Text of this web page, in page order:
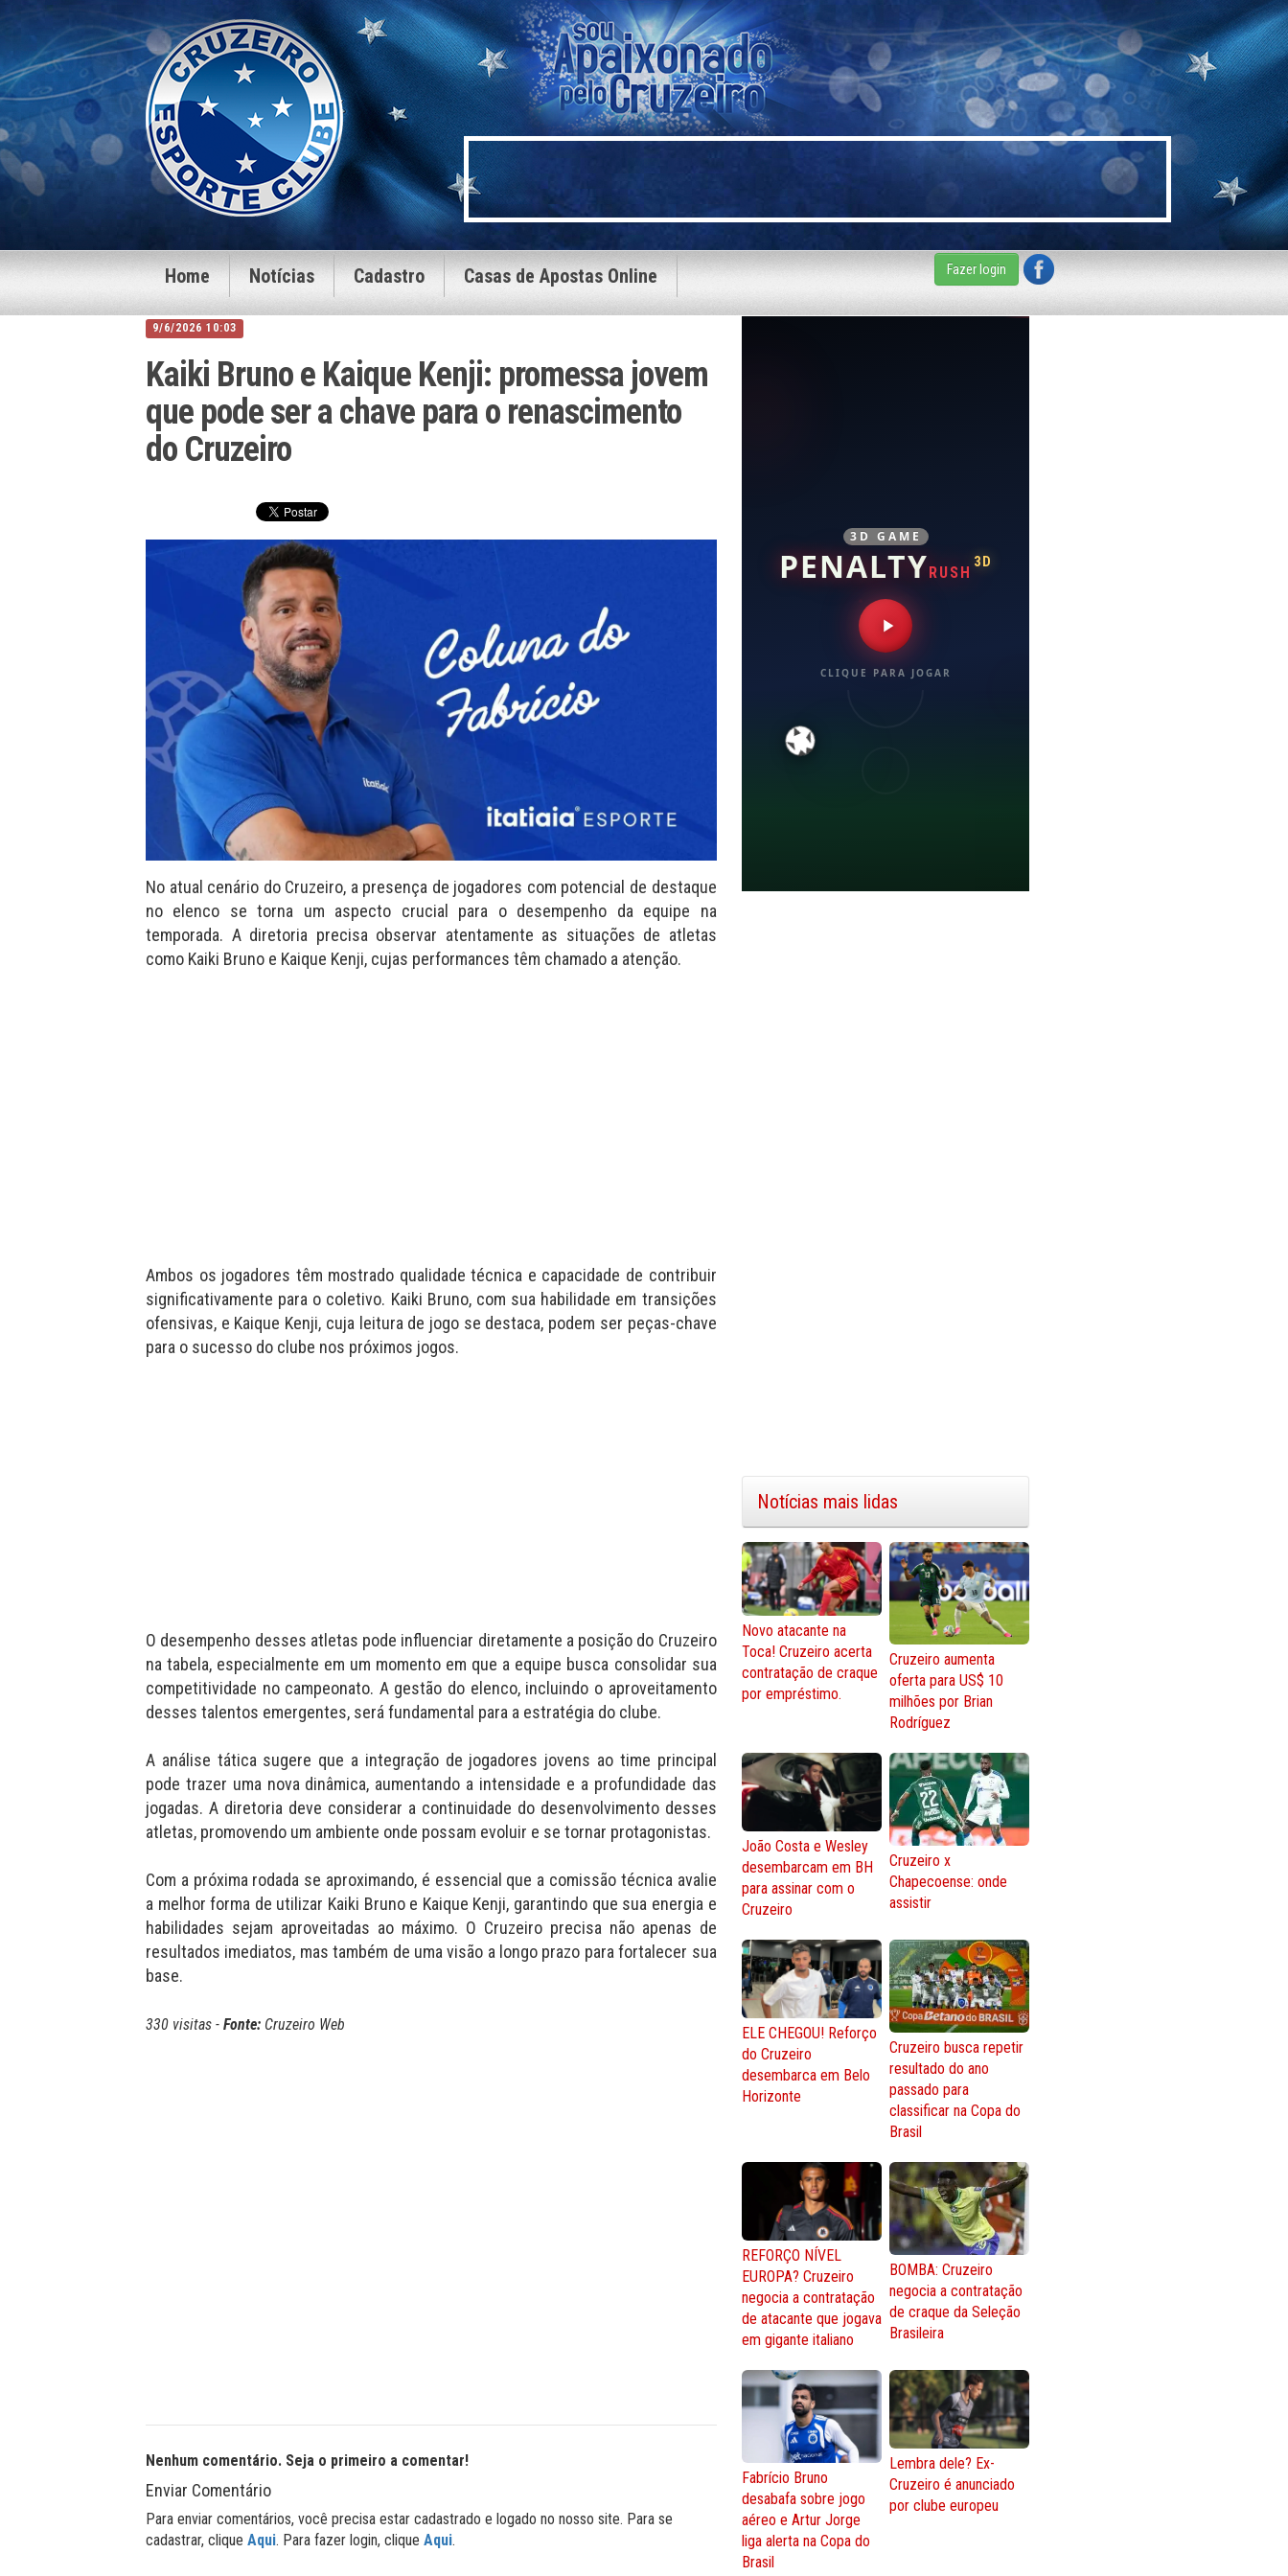
Home Notícias Cadastro Casas de Apostas Online Fazer login
9/6/2026 10:03
Kaiki Bruno e Kaique Kenji: promessa jovem
que pode ser a chave para o renascimento
do Cruzeiro
No atual cenário do Cruzeiro, a presença de jogadores com potencial de destaque
no elenco se torna um aspecto crucial para o desempenho da equipe na
temporada. A diretoria precisa observar atentamente as situações de atletas
como Kaiki Bruno e Kaique Kenji, cujas performances têm chamado a atenção.
Ambos os jogadores têm mostrado qualidade técnica e capacidade de contribuir
significativamente para o coletivo. Kaiki Bruno, com sua habilidade em transições
ofensivas, e Kaique Kenji, cuja leitura de jogo se destaca, podem ser peças-chave
para o sucesso do clube nos próximos jogos.
O desempenho desses atletas pode influenciar diretamente a posição do Cruzeiro
na tabela, especialmente em um momento em que a equipe busca consolidar sua
competitividade no campeonato. A gestão do elenco, incluindo o aproveitamento
desses talentos emergentes, será fundamental para a estratégia do clube.
A análise tática sugere que a integração de jogadores jovens ao time principal
pode trazer uma nova dinâmica, aumentando a intensidade e a profundidade das
jogadas. A diretoria deve considerar a continuidade do desenvolvimento desses
atletas, promovendo um ambiente onde possam evoluir e se tornar protagonistas.
Com a próxima rodada se aproximando, é essencial que a comissão técnica avalie
a melhor forma de utilizar Kaiki Bruno e Kaique Kenji, garantindo que sua energia e
habilidades sejam aproveitadas ao máximo. O Cruzeiro precisa não apenas de
resultados imediatos, mas também de uma visão a longo prazo para fortalecer sua
base.
330 visitas - Fonte: Cruzeiro Web
Nenhum comentário. Seja o primeiro a comentar!
Enviar Comentário
Para enviar comentários, você precisa estar cadastrado e logado no nosso site. Para se
cadastrar, clique Aqui. Para fazer login, clique Aqui.
3D GAME
PENALTYRUSH
3D
CLIQUE PARA JOGAR
Notícias mais lidas
Novo atacante na
Toca! Cruzeiro acerta
contratação de craque
por empréstimo.
Cruzeiro aumenta
oferta para US$ 10
milhões por Brian
Rodríguez
João Costa e Wesley
desembarcam em BH
para assinar com o
Cruzeiro
Cruzeiro x
Chapecoense: onde
assistir
ELE CHEGOU! Reforço
do Cruzeiro
desembarca em Belo
Horizonte
Cruzeiro busca repetir
resultado do ano
passado para
classificar na Copa do
Brasil
REFORÇO NÍVEL
EUROPA? Cruzeiro
negocia a contratação
de atacante que jogava
em gigante italiano
BOMBA: Cruzeiro
negocia a contratação
de craque da Seleção
Brasileira
Fabrício Bruno
desabafa sobre jogo
aéreo e Artur Jorge
liga alerta na Copa do
Brasil
Lembra dele? Ex-
Cruzeiro é anunciado
por clube europeu